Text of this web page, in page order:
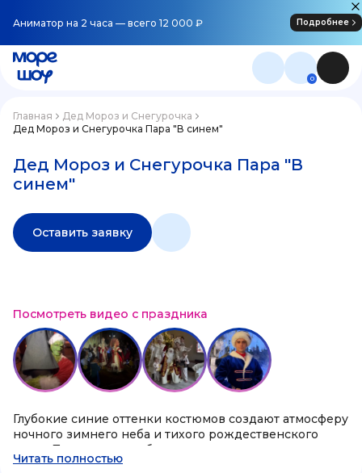
Аниматор на 2 часа — всего 12 000 ₽ Подробнее
0
Главная
Дед Мороз и Снегурочка
Дед Мороз и Снегурочка Пара "В синем"
Дед Мороз и Снегурочка Пара "В
синем"
Оставить заявку
Посмотреть видео с праздника
Глубокие синие оттенки костюмов создают атмосферу
ночного зимнего неба и тихого рождественского
света. Пара выглядит благородно и сдержанно, что
делает поздравление особенно красивым и
Читать полностью